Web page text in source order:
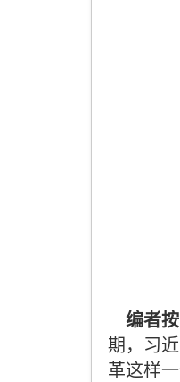
编者按
期，习
革这样